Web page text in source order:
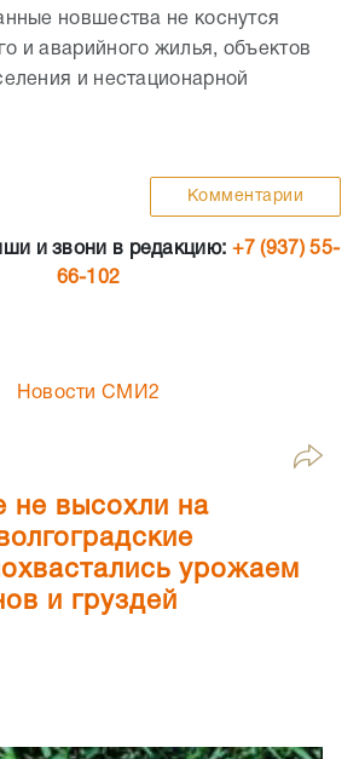
новшества не коснутся
и аварийного жилья, объектов
и нестационарной
Комментарии
и звони в редакцию: +7 (937) 55-
66-102
Новости СМИ2
не высохли на
урожаем
и груздей